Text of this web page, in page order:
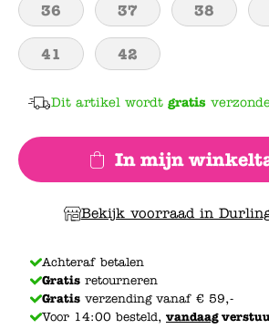
36 37 38
41 42
Dit artikel wordt gratis
In mijn
Bekijk voorraad in
Achteraf betalen
Gratis retourneren
Gratis verzending vanaf € 59,-
Voor 14:00 besteld, vandaag